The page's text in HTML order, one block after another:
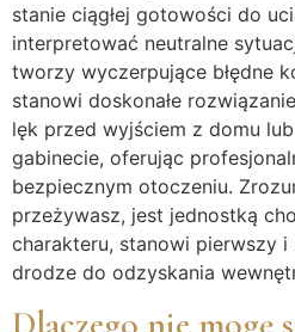
stanie ciągłej gotowości do
interpretować neutralne
tworzy wyczerpujące błędne
stanowi doskonałe
lęk przed wyjściem z domu
gabinecie, oferując
bezpiecznym otoczeniu.
przeżywasz, jest jednostką
charakteru, stanowi pierwszy
drodze do odzyskania